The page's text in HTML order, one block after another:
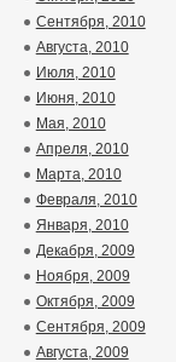
Сентября, 2010
Августа, 2010
Июля, 2010
Июня, 2010
Мая, 2010
Апреля, 2010
Марта, 2010
Февраля, 2010
Января, 2010
Декабря, 2009
Ноября, 2009
Октября, 2009
Сентября, 2009
Августа, 2009